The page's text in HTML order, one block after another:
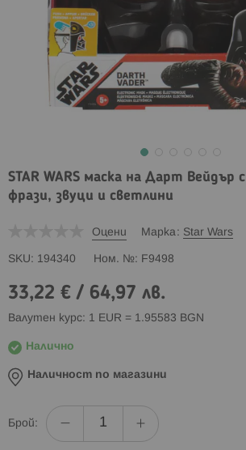
STAR WARS маска на Дарт Вейдър с
фрази, звуци и светлини
Оцени Марка Star Wars
SKU 194340 Ном. № F9498
33,22 € / 64,97 лв.
Валутен курс: 1 EUR = 1.95583 BGN
Налично
Наличност по магазини
Брой: